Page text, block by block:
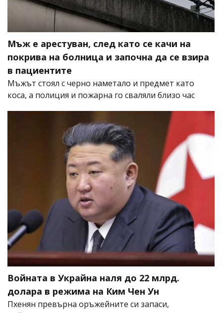
Мъж е арестуван, след като се качи на
покрива на болница и започна да се взира
в пациентите
Мъжът стоял с черно наметало и предмет като
коса, а полиция и пожарна го сваляли близо час
Войната в Украйна наля до 22 млрд.
долара в режима на Ким Чен Ун
Пхенян превърна оръжейните си запаси,